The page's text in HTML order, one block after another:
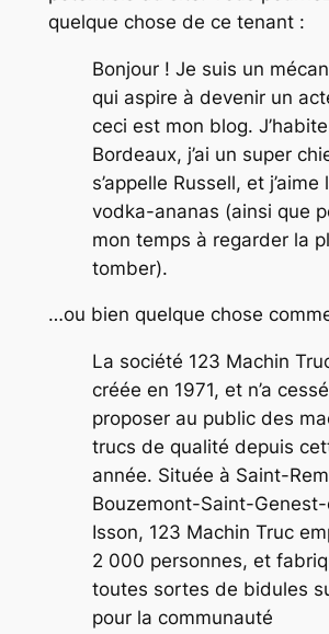
quelque chose de ce tenant :
Bonjour ! Je suis un
qui aspire à devenir un
ceci est mon blog.
Bordeaux, j’ai un super
s’appelle Russell, et j’aime
vodka-ananas (ainsi que
mon temps à regarder la
tomber).
…ou bien quelque chose
La société 123 Machin
créée en 1971, et n’a
proposer au public des
trucs de qualité depuis
année. Située à Saint-
Bouzemont-Saint-
Isson, 123 Machin Truc
2 000 personnes, et
toutes sortes de bidules
pour la communauté